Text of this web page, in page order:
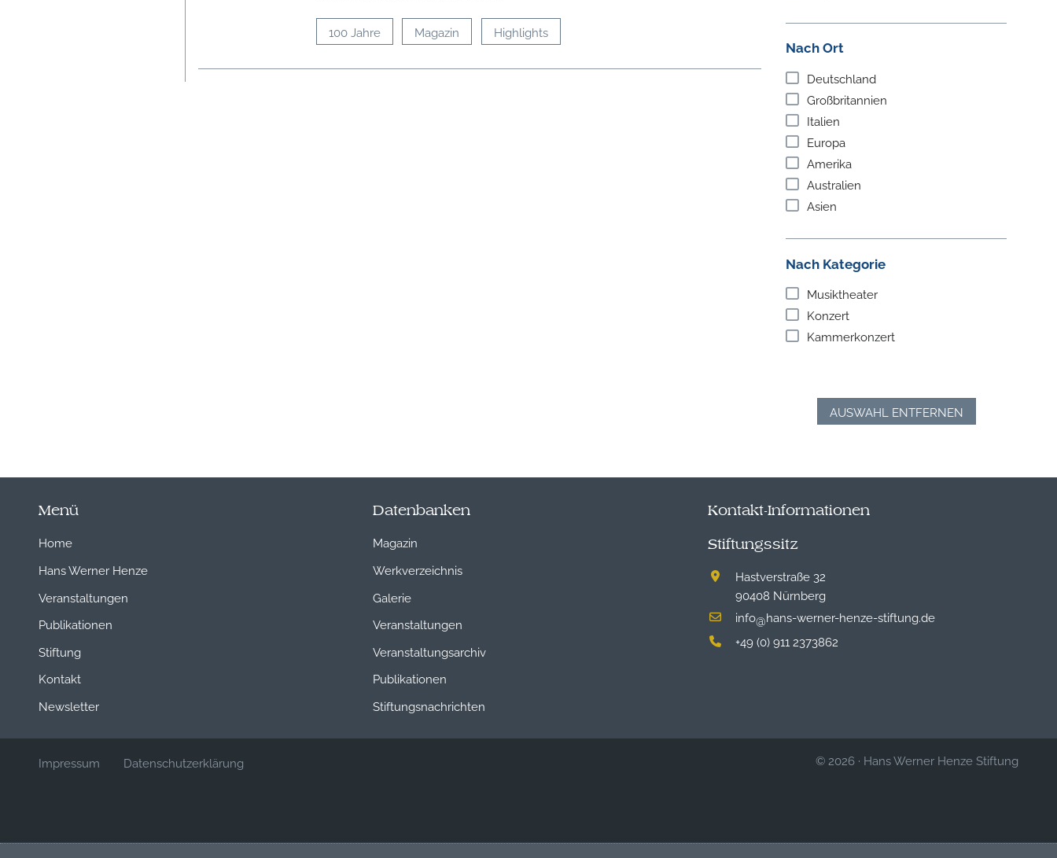
100 Jahre Magazin Highlights
Nach Ort
Deutschland
Großbritannien
Italien
Europa
Amerika
Australien
Asien
Nach Kategorie
Musiktheater
Konzert
Kammerkonzert
AUSWAHL ENTFERNEN
Menü
Home
Hans Werner Henze
Veranstaltungen
Publikationen
Stiftung
Kontakt
Newsletter
Datenbanken
Magazin
Werkverzeichnis
Galerie
Veranstaltungen
Veranstaltungsarchiv
Publikationen
Stiftungsnachrichten
Kontakt-Informationen
Stiftungssitz
Hastverstraße 32
90408 Nürnberg
info@hans-werner-henze-stiftung.de
+49 (0) 911 2373862
Impressum Datenschutzerklärung © 2026 · Hans Werner Henze Stiftung